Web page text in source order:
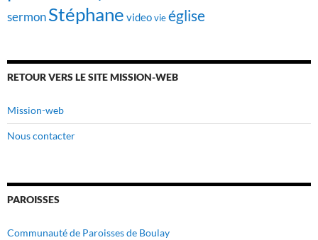
sermon Stéphane videovieéglise
RETOUR VERS LE SITE MISSION-WEB
Mission-web
Nous contacter
PAROISSES
Communauté de Paroisses de Boulay